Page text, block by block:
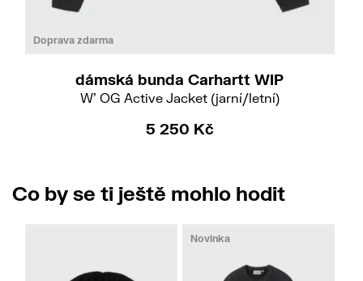
Doprava zdarma
dámská bunda Carhartt WIP
W' OG Active Jacket (jarní/letní)
5 250 Kč
Co by se ti ještě mohlo hodit
Novinka